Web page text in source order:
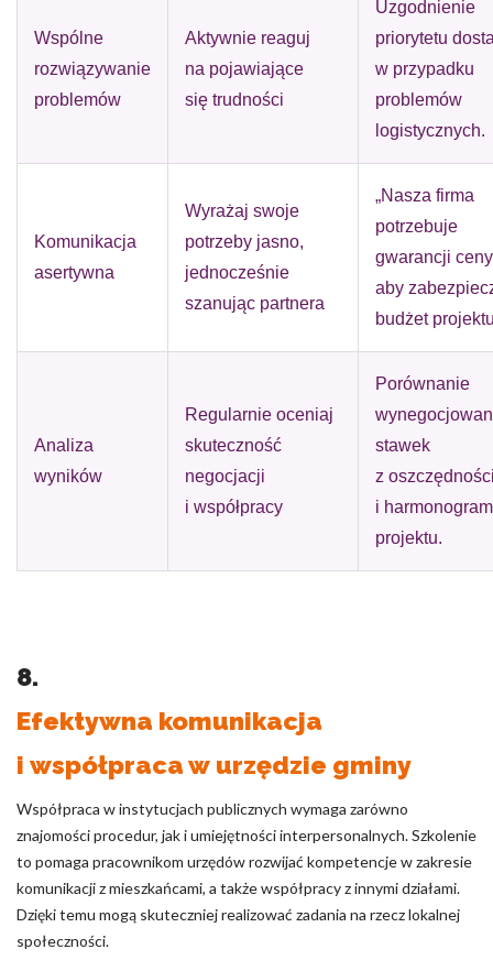
Wspólne
rozwiązywanie
problemów
Aktywnie reaguj
na pojawiające
się trudności
Uzgodnienie
priorytetu
w przypadku
problemów
logistycznych.
Komunikacja
asertywna
Wyrażaj swoje
potrzeby jasno,
jednocześnie
szanując partnera
„Nasza firma
potrzebuje
gwarancji
aby
budżet
Analiza
wyników
Regularnie oceniaj
skuteczność
negocjacji
i współpracy
Porównanie
stawek
z
i
projektu.
8.
Efektywna komunikacja
i współpraca w urzędzie gminy
Współpraca w instytucjach publicznych wymaga zarówno
znajomości procedur, jak i umiejętności interpersonalnych. Szkolenie
to pomaga pracownikom urzędów rozwijać kompetencje w zakresie
komunikacji z mieszkańcami, a także współpracy z innymi działami.
Dzięki temu mogą skuteczniej realizować zadania na rzecz lokalnej
społeczności.